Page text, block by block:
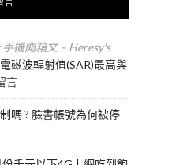
機開箱文 – Heresy's
磁波輻射值(SAR)最高與
言
嗎 ? 臉書帳號為何被停